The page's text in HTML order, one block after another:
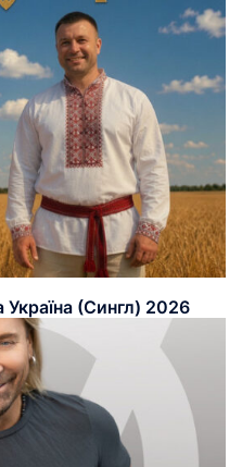
(Сингл) 2026